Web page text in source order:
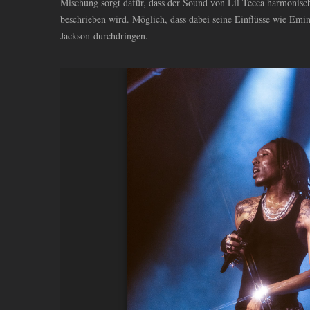
beschrieben wird. Möglich, dass dabei seine Einflüsse wie
Jackson durchdringen.